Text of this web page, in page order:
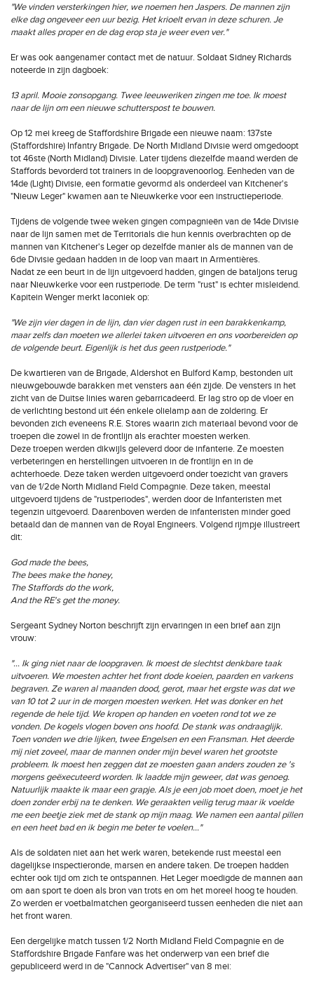
"We vinden versterkingen hier, we noemen hen Jaspers. De mannen zijn
elke dag ongeveer een uur bezig. Het krioelt ervan in deze schuren. Je
maakt alles proper en de dag erop sta je weer even ver."
Er was ook aangenamer contact met de natuur. Soldaat Sidney Richards
noteerde in zijn dagboek:
13 april. Mooie zonsopgang. Twee leeuweriken zingen me toe. Ik moest
naar de lijn om een nieuwe schutterspost te bouwen.
Op 12 mei kreeg de Staffordshire Brigade een nieuwe naam: 137ste
(Staffordshire) Infantry Brigade. De North Midland Divisie werd omgedoopt
tot 46ste (North Midland) Divisie. Later tijdens diezelfde maand werden de
Staffords bevorderd tot trainers in de loopgravenoorlog. Eenheden van de
14de (Light) Divisie, een formatie gevormd als onderdeel van Kitchener's
"Nieuw Leger" kwamen aan te Nieuwkerke voor een instructieperiode.
Tijdens de volgende twee weken gingen compagnieën van de 14de Divisie
naar de lijn samen met de Territorials die hun kennis overbrachten op de
mannen van Kitchener's Leger op dezelfde manier als de mannen van de
6de Divisie gedaan hadden in de loop van maart in Armentières.
Nadat ze een beurt in de lijn uitgevoerd hadden, gingen de bataljons terug
naar Nieuwkerke voor een rustperiode. De term "rust" is echter misleidend.
Kapitein Wenger merkt laconiek op:
"We zijn vier dagen in de lijn, dan vier dagen rust in een barakkenkamp,
maar zelfs dan moeten we allerlei taken uitvoeren en ons voorbereiden op
de volgende beurt. Eigenlijk is het dus geen rustperiode."
De kwartieren van de Brigade, Aldershot en Bulford Kamp, bestonden uit
nieuwgebouwde barakken met vensters aan één zijde. De vensters in het
zicht van de Duitse linies waren gebarricadeerd. Er lag stro op de vloer en
de verlichting bestond uit één enkele olielamp aan de zoldering. Er
bevonden zich eveneens R.E. Stores waarin zich materiaal bevond voor de
troepen die zowel in de frontlijn als erachter moesten werken.
Deze troepen werden dikwijls geleverd door de infanterie. Ze moesten
verbeteringen en herstellingen uitvoeren in de frontlijn en in de
achterhoede. Deze taken werden uitgevoerd onder toezicht van gravers
van de 1/2de North Midland Field Compagnie. Deze taken, meestal
uitgevoerd tijdens de "rustperiodes", werden door de Infanteristen met
tegenzin uitgevoerd. Daarenboven werden de infanteristen minder goed
betaald dan de mannen van de Royal Engineers. Volgend rijmpje illustreert
dit:
God made the bees,
The bees make the honey,
The Staffords do the work,
And the RE's get the money.
Sergeant Sydney Norton beschrijft zijn ervaringen in een brief aan zijn
vrouw:
"… Ik ging niet naar de loopgraven. Ik moest de slechtst denkbare taak
uitvoeren. We moesten achter het front dode koeien, paarden en varkens
begraven. Ze waren al maanden dood, gerot, maar het ergste was dat we
van 10 tot 2 uur in de morgen moesten werken. Het was donker en het
regende de hele tijd. We kropen op handen en voeten rond tot we ze
vonden. De kogels vlogen boven ons hoofd. De stank was ondraaglijk.
Toen vonden we drie lijken, twee Engelsen en een Fransman. Het deerde
mij niet zoveel, maar de mannen onder mijn bevel waren het grootste
probleem. Ik moest hen zeggen dat ze moesten gaan anders zouden ze 's
morgens geëxecuteerd worden. Ik laadde mijn geweer, dat was genoeg.
Natuurlijk maakte ik maar een grapje. Als je een job moet doen, moet je het
doen zonder erbij na te denken. We geraakten veilig terug maar ik voelde
me een beetje ziek met de stank op mijn maag. We namen een aantal pillen
en een heet bad en ik begin me beter te voelen…"
Als de soldaten niet aan het werk waren, betekende rust meestal een
dagelijkse inspectieronde, marsen en andere taken. De troepen hadden
echter ook tijd om zich te ontspannen. Het Leger moedigde de mannen aan
om aan sport te doen als bron van trots en om het moreel hoog te houden.
Zo werden er voetbalmatchen georganiseerd tussen eenheden die niet aan
het front waren.
Een dergelijke match tussen 1/2 North Midland Field Compagnie en de
Staffordshire Brigade Fanfare was het onderwerp van een brief die
gepubliceerd werd in de "Cannock Advertiser" van 8 mei: